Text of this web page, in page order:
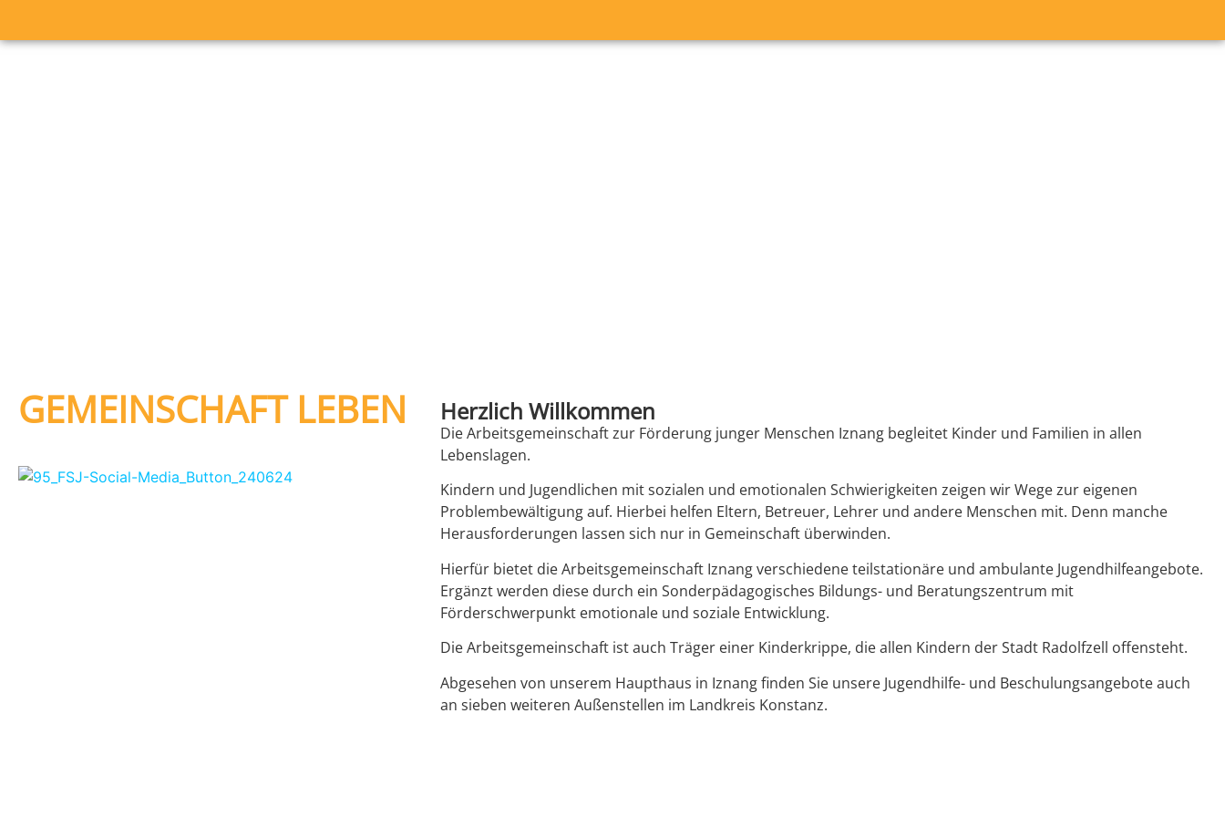
GEMEINSCHAFT LEBEN Herzlich Willkommen
Die Arbeitsgemeinschaft zur Förderung junger Menschen Iznang begleitet Kinder und Familien in allen
Lebenslagen.
Kindern und Jugendlichen mit sozialen und emotionalen Schwierigkeiten zeigen wir Wege zur eigenen
Problembewältigung auf. Hierbei helfen Eltern, Betreuer, Lehrer und andere Menschen mit. Denn manche
Herausforderungen lassen sich nur in Gemeinschaft überwinden.
Hierfür bietet die Arbeitsgemeinschaft Iznang verschiedene teilstationäre und ambulante Jugendhilfeangebote.
Ergänzt werden diese durch ein Sonderpädagogisches Bildungs- und Beratungszentrum mit
Förderschwerpunkt emotionale und soziale Entwicklung.
Die Arbeitsgemeinschaft ist auch Träger einer Kinderkrippe, die allen Kindern der Stadt Radolfzell offensteht.
Abgesehen von unserem Haupthaus in Iznang finden Sie unsere Jugendhilfe- und Beschulungsangebote auch
an sieben weiteren Außenstellen im Landkreis Konstanz.